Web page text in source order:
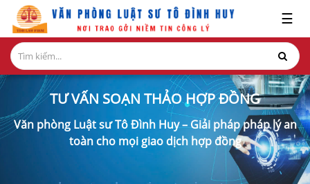
GIỚI
THIỆU
LĨNH
VỰC
HÀNH
☰
TƯ VẤN SOẠN THẢO HỢP ĐỒNG
Văn phòng Luật sư Tô Đình Huy – Giải pháp pháp lý an
toàn cho mọi giao dịch hợp đồng